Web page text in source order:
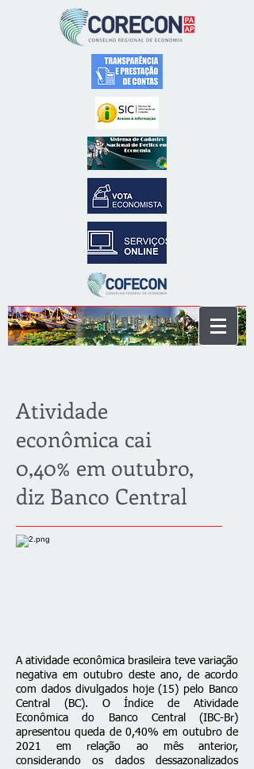
Atividade
econômica cai
0,40% em outubro,
diz Banco Central
A atividade econômica brasileira teve variação
negativa em outubro deste ano, de acordo
com dados divulgados hoje (15) pelo Banco
Central (BC). O Índice de Atividade
Econômica do Banco Central (IBC-Br)
apresentou queda de 0,40% em outubro de
2021 em relação ao mês anterior,
considerando os dados dessazonalizados